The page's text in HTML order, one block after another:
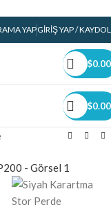
YAPGIRIŞ YAP / KAYDOL
$0.00
$0.00